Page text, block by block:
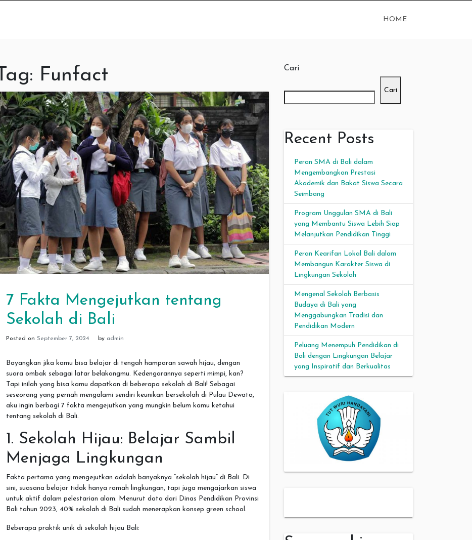
HOME
Tag: Funfact
7 Fakta Mengejutkan tentang
Sekolah di Bali
Posted on September 7, 2024 by admin
Bayangkan jika kamu bisa belajar di tengah hamparan sawah hijau, dengan
suara ombak sebagai latar belakangmu. Kedengarannya seperti mimpi, kan?
Tapi inilah yang bisa kamu dapatkan di beberapa sekolah di Bali! Sebagai
seseorang yang pernah mengalami sendiri keunikan bersekolah di Pulau Dewata,
aku ingin berbagi 7 fakta mengejutkan yang mungkin belum kamu ketahui
tentang sekolah di Bali.
1. Sekolah Hijau: Belajar Sambil
Menjaga Lingkungan
Fakta pertama yang mengejutkan adalah banyaknya “sekolah hijau” di Bali. Di
sini, suasana belajar tidak hanya ramah lingkungan, tapi juga mengajarkan siswa
untuk aktif dalam pelestarian alam. Menurut data dari Dinas Pendidikan Provinsi
Bali tahun 2023, 40% sekolah di Bali sudah menerapkan konsep green school.
Beberapa praktik unik di sekolah hijau Bali:
Cari
Cari
Recent Posts
Peran SMA di Bali dalam
Mengembangkan Prestasi
Akademik dan Bakat Siswa Secara
Seimbang
Program Unggulan SMA di Bali
yang Membantu Siswa Lebih Siap
Melanjutkan Pendidikan Tinggi
Peran Kearifan Lokal Bali dalam
Membangun Karakter Siswa di
Lingkungan Sekolah
Mengenal Sekolah Berbasis
Budaya di Bali yang
Menggabungkan Tradisi dan
Pendidikan Modern
Peluang Menempuh Pendidikan di
Bali dengan Lingkungan Belajar
yang Inspiratif dan Berkualitas